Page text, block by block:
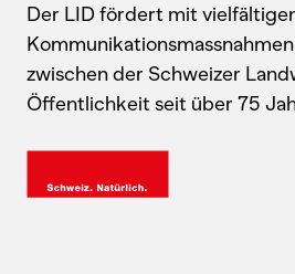
Der LID fördert mit
zwischen der Schweizer
Öffentlichkeit seit über 75